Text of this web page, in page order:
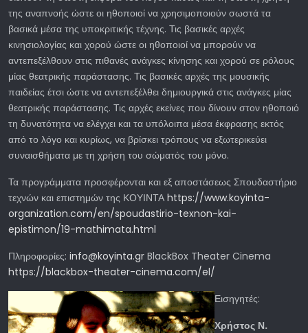
της αναπνοής ώστε οι ηθοποιοί να χρησιμοποιούν σωστά τα
βασικά μέσα της υποκριτικής τέχνης. Τις βασικές αρχές
κινησιολογίας και χορού ώστε οι ηθοποιοί να μπορούν να
αντεπεξέλθουν στις πιθανές ανάγκες κίνησης και χορού σε ρόλους
μίας θεατρικής παράστασης. Τις βασικές αρχές της μουσικής
παιδείας έτσι ώστε να αντεπεξέλθει δημιουργικά στις ανάγκες μίας
θεατρικής παράστασης. Τις αρχές εκείνες που δίνουν στον ηθοποιό
τη δυνατότητα να ελέγχει και τα υπόλοιπα μέσα έκφρασης εκτός
από το λόγο και κυρίως, να βρίσκει τρόπους να εξωτερικεύει
συναισθήματα με τη χρήση του σώματός του μόνο.
Τα προγράμματα προσφέρονται και εξ αποστάσεως Σπουδαστήριο
τεχνών και επιστημών της ΚΟΥΙΝΤΑ https://www.koyinta-
organization.com/en/spoudastirio-texnon-kai-
epistimon/19-mathimata.html
Πληροφορίες: info@koyinta.gr BlackBox Theater Cinema
https://blackbox-theater-cinema.com/el/
Εισηγητές:
Χρήστος Ν.